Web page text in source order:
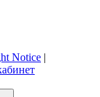
Notice |